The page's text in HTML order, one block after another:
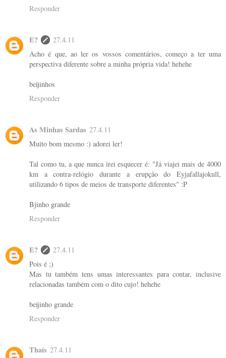
Responder
E?
27.4.11
Acho é que, ao ler os vossos comentários, começo a ter uma
perspectiva diferente sobre a minha própria vida! hehehe
beijinhos
Responder
As Minhas Sardas 27.4.11
Muito bom mesmo :) adorei ler!
Tal como tu, a que nunca irei esquecer é: "Já viajei mais de 4000
km a contra-relógio durante a erupção do Eyjafallajokull,
utilizando 6 tipos de meios de transporte diferentes" :P
Bjinho grande
Responder
E?
27.4.11
Pois é ;)
Mas tu também tens umas interessantes para contar, inclusive
relacionadas também com o dito cujo! hehehe
beijinho grande
Responder
Thaís 27.4.11